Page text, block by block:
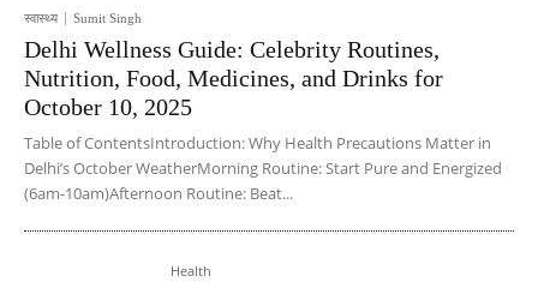
स्वास्थ्य Sumit Singh
Delhi Wellness Guide: Celebrity Routines,
Nutrition, Food, Medicines, and Drinks for
October 10, 2025
Table of ContentsIntroduction: Why Health Precautions Matter in
Delhi’s October WeatherMorning Routine: Start Pure and Energized
(6am-10am)Afternoon Routine: Beat...
Health